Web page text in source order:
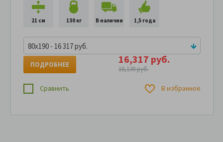
21 см 130 кг В наличии 1,5 года
80x190 - 16 317 руб.
16,317 руб.
18,130 руб.
ПОДРОБНЕЕ
Сравнить В избранное